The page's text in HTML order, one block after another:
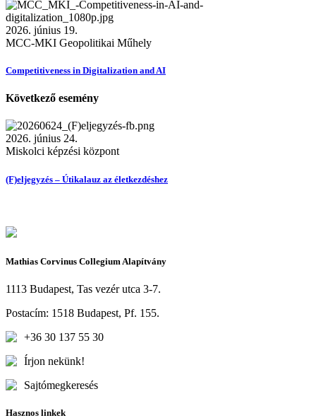
2026. június 19.
MCC-MKI Geopolitikai Műhely
Competitiveness in Digitalization and AI
Következő esemény
2026. június 24.
Miskolci képzési központ
(F)eljegyzés – Útikalauz az életkezdéshez
Mathias Corvinus Collegium Alapítvány
1113 Budapest, Tas vezér utca 3-7.
Postacím: 1518 Budapest, Pf. 155.
+36 30 137 55 30
Írjon nekünk!
Sajtómegkeresés
Hasznos linkek